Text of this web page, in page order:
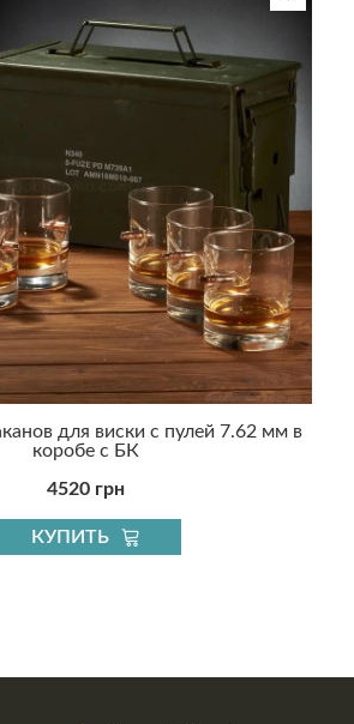
для виски с пулей 7.62 мм в
коробе с БК
4520 грн
КУПИТЬ